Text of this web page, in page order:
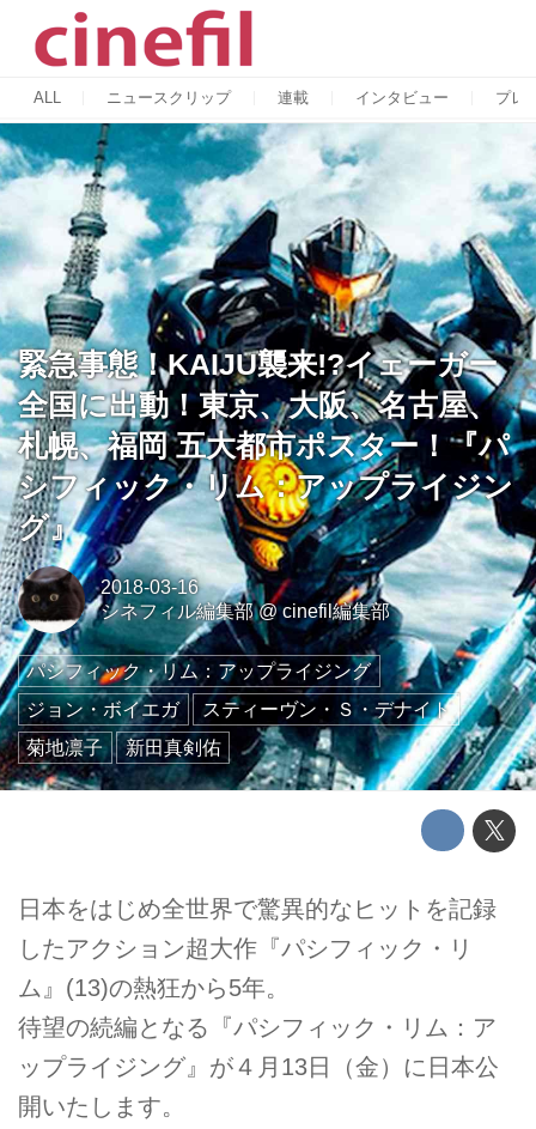
ALL ニュースクリップ 連載 インタビュー プレ
緊急事態！KAIJU襲来!?イェーガー
全国に出動！東京、大阪、名古屋、
札幌、福岡 五大都市ポスター！『パ
シフィック・リム：アップライジン
グ』
2018-03-16
シネフィル編集部@cinefil編集部
パシフィック・リム：アップライジング
ジョン・ボイエガ
スティーヴン・Ｓ・デナイト
菊地凛子
新田真剣佑
日本をはじめ全世界で驚異的なヒットを記録
したアクション超大作『パシフィック・リ
ム』(13)の熱狂から5年。
待望の続編となる『パシフィック・リム：ア
ップライジング』が４月13日（金）に日本公
開いたします。